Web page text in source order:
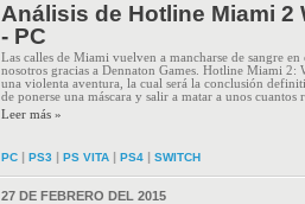
Análisis de Hotline Miami 2
- PC
Las calles de Miami vuelven a mancharse de sangre en
nosotros gracias a Dennaton Games. Hotline Miami 2:
una violenta aventura, la cual será la conclusión
de ponerse una máscara y salir a matar a unos cuantos
Leer más »
PC | PS3 | PS VITA | PS4 | SWITCH
27 DE FEBRERO DEL 2015